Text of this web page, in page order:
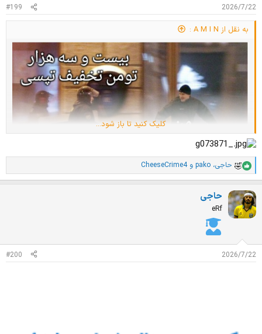
2026/7/22
#199
به نقل از A M I N :
کلیک کنید تا باز شود...
ا
م
ی
ا
ز
:
حاجی، pako وCheeseCrime4
حاجی
eRf
2026/7/22
#200